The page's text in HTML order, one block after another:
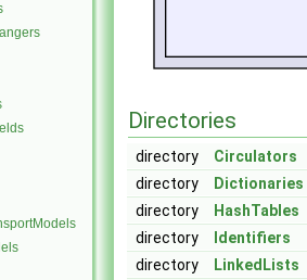
Directories
directory
Circulators
directory
Dictionaries
directory
HashTables
directory
Identifiers
directory
LinkedLists